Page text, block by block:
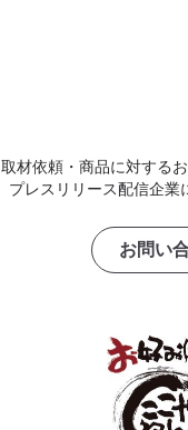
取材依頼・商品に対する
プレスリリース配信企業
お問い